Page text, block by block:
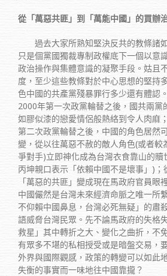
從「萬惡共匪」到「萬能中國」的買辦
過去大家所熟知堅決反共的教條諸
只是個黨國獨裁專制政權底下一個以意
政治操作與集體意識的凝聚手段。姑且
度，至少這些教條對於中心思想的堅持
色中國的共產黨殘暴罪行多少還有體認
2000年第一次政黨輪替之後，國共兩黨
如膠似漆的戀愛情侶般熱絡到令人肉麻
第二次政黨輪替之後，中國的角色居然
變，從以往萬惡不赦的敵人角色(或者較
爭對手)立即神化成為台灣衣食靠山的贖
丙坤親口表示「依賴中國不是壞事」)；
「萬惡的共匪」變成現在馬政府官員眼
中國儼然是台灣未來經濟命脈之唯一所
不仰賴中國鼻息，台灣必死無疑」的肅
語威脅台灣民眾。先不論馬政府的失格
救星」其中轉折之大、變化之曲折，不
有眾多不堪的私相授受或是暗盤交易，
外界與國際觀感，政策的轉變可以如此
失衡的事實而一味地往中國靠攏？